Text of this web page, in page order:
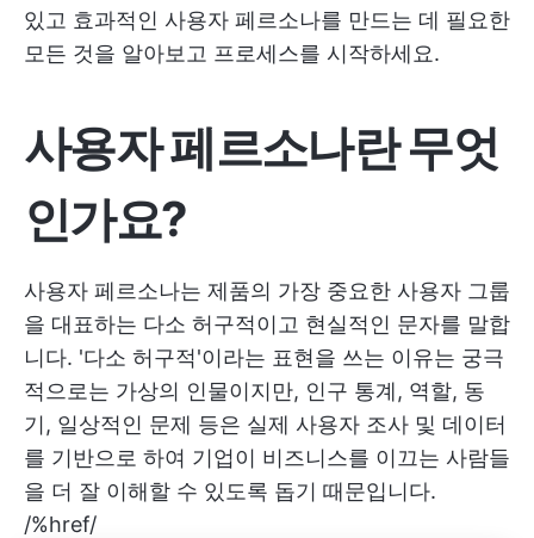
있고 효과적인 사용자 페르소나를 만드는 데 필요한
모든 것을 알아보고 프로세스를 시작하세요.
사용자 페르소나란 무엇
인가요?
사용자 페르소나는 제품의 가장 중요한 사용자 그룹
을 대표하는 다소 허구적이고 현실적인 문자를 말합
니다. '다소 허구적'이라는 표현을 쓰는 이유는 궁극
적으로는 가상의 인물이지만, 인구 통계, 역할, 동
기, 일상적인 문제 등은 실제 사용자 조사 및 데이터
를 기반으로 하여 기업이 비즈니스를 이끄는 사람들
을 더 잘 이해할 수 있도록 돕기 때문입니다.
/%href/